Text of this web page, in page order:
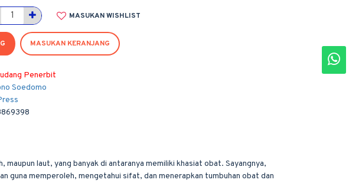
Penerbit
Soedomo
MASUKAN WISHLIST
MASUKAN KERANJANG
laut, yang banyak di antaranya memiliki khasiat obat. Sayangnya,
guna memperoleh, mengetahui sifat, dan menerapkan tumbuhan obat dan